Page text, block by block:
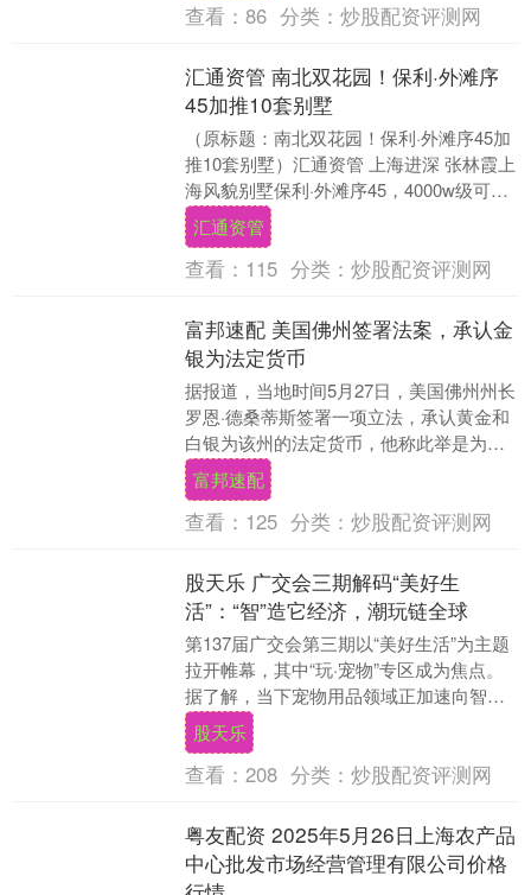
查看： 86 分类： 炒股配资评测网
汇通资管 南北双花园！保利·外滩序
45加推10套别墅
（原标题：南北双花园！保利·外滩序45加
推10套别墅）汇通资管 上海进深 张林霞上
海风貌别墅保利·外滩序45，4000w级可入
手约175-280㎡滨江花园别墅，....
汇通资管
查看： 115 分类： 炒股配资评测网
富邦速配 美国佛州签署法案，承认金
银为法定货币
据报道，当地时间5月27日，美国佛州州长
罗恩·德桑蒂斯签署一项立法，承认黄金和
白银为该州的法定货币，他称此举是为了
保护佛罗里达人免受美元贬值的影响。这
项立法建立....
富邦速配
查看： 125 分类： 炒股配资评测网
股天乐 广交会三期解码“美好生
活”：“智”造它经济，潮玩链全球
第137届广交会第三期以“美好生活”为主题
拉开帷幕，其中“玩·宠物”专区成为焦点。
据了解，当下宠物用品领域正加速向智能
化、情感化方向迭代股天乐，从可远程互
动的智....
股天乐
查看： 208 分类： 炒股配资评测网
粤友配资 2025年5月26日上海农产品
中心批发市场经营管理有限公司价格